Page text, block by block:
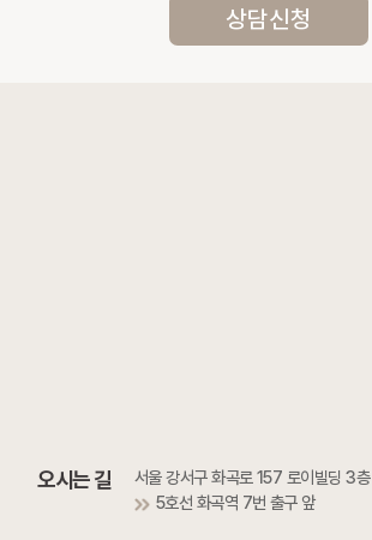
상담신청
오시는 길
서울 강서구 화곡로 157 로이빌딩 3층
5호선 화곡역 7번 출구 앞